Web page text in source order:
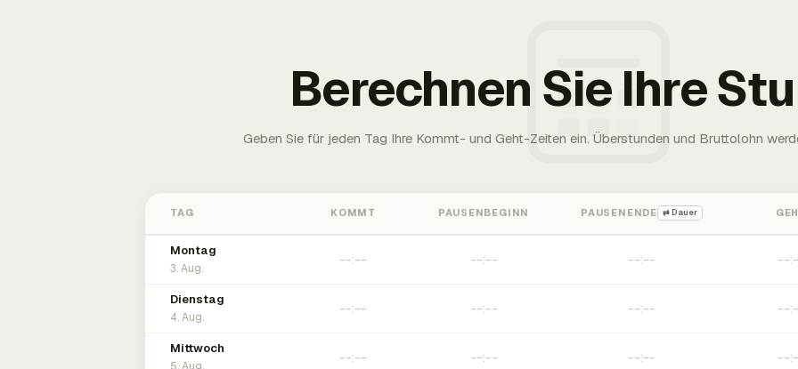
Berechnen Sie Ihre
Geben Sie für jeden Tag Ihre Kommt- und Geht-Zeiten ein. Überstunden und Bruttolohn
TAG KOMMT PAUSENBEGINN PAUSENENDE ⇄ Dauer
Montag
3. Aug.
Dienstag
4. Aug.
Mittwoch